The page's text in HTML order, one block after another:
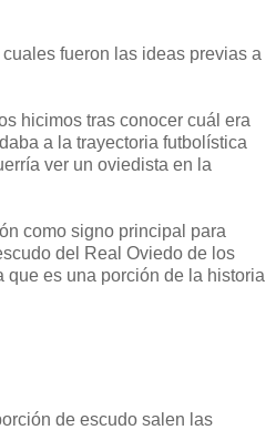
fueron las ideas previas a
hicimos tras conocer cuál era
a la trayectoria futbolística
ver un oviedista en la
como signo principal para
del Real Oviedo de los
que es una porción de la historia
de escudo salen las